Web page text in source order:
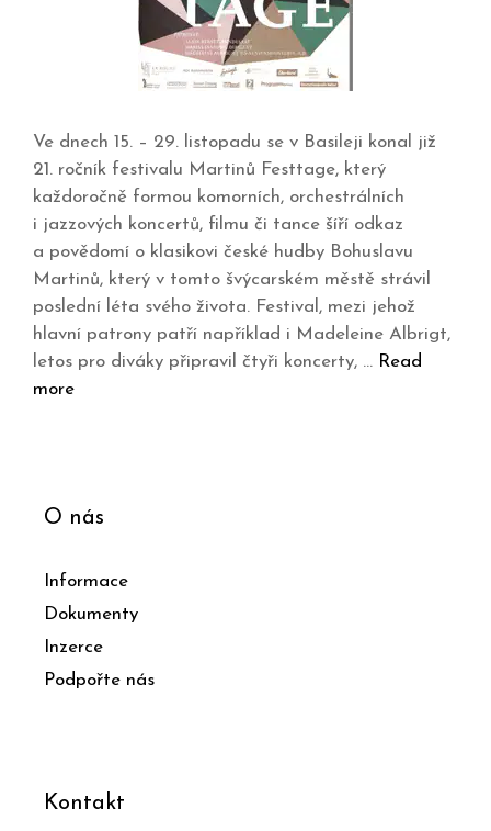
Ve dnech 15. – 29. listopadu se v Basileji konal již
21. ročník festivalu Martinů Festtage, který
každoročně formou komorních, orchestrálních
i jazzových koncertů, filmu či tance šíří odkaz
a povědomí o klasikovi české hudby Bohuslavu
Martinů, který v tomto švýcarském městě strávil
poslední léta svého života. Festival, mezi jehož
hlavní patrony patří například i Madeleine Albrigt,
letos pro diváky připravil čtyři koncerty, … Read
more
O nás
Informace
Dokumenty
Inzerce
Podpořte nás
Kontakt